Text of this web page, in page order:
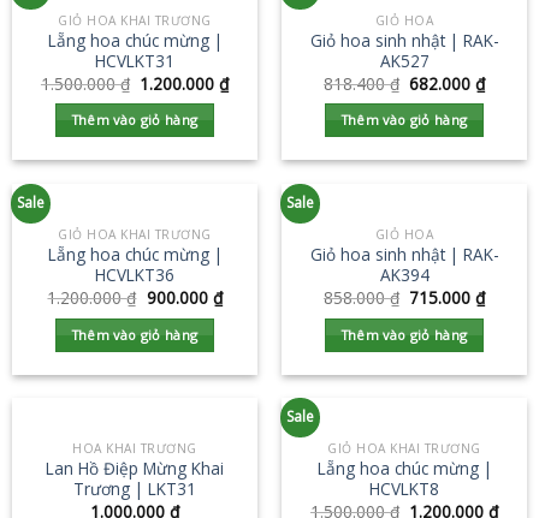
GIỎ HOA KHAI TRƯƠNG
Lẵng hoa chúc mừng |
HCVLKT31
1.500.000₫ 1.200.000₫
Thêm vào giỏ hàng
GIỎ HOA
Giỏ hoa sinh nhật | RAK-
AK527
818.400₫ 682.000₫
Thêm vào giỏ hàng
Sale
GIỎ HOA KHAI TRƯƠNG
Lẵng hoa chúc mừng |
HCVLKT36
1.200.000₫ 900.000 ₫
Thêm vào giỏ hàng
Sale
GIỎ HOA
Giỏ hoa sinh nhật | RAK-
AK394
858.000₫ 715.000₫
Thêm vào giỏ hàng
HOA KHAI TRƯƠNG
Lan Hồ Điệp Mừng Khai
Trương | LKT31
1.000.000 ₫
Sale
GIỎ HOA KHAI TRƯƠNG
Lẵng hoa chúc mừng |
HCVLKT8
1.500.000₫ 1.200.000₫